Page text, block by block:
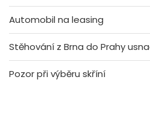
Automobil na leasing
Stěhování z Brna do Prahy
Pozor při výběru skříní